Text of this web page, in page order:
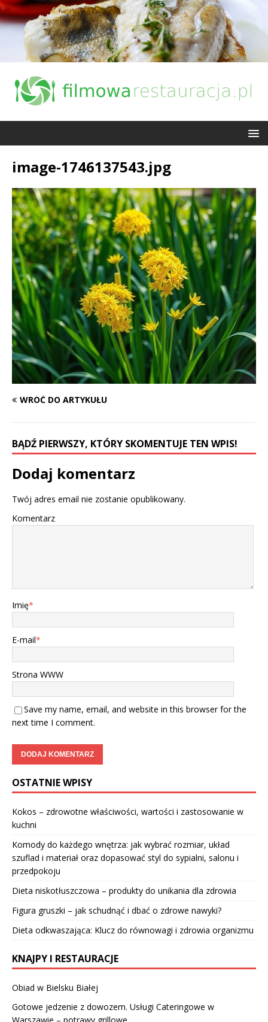
image-1746137543.jpg
WRÓĆ DO ARTYKUŁU
BĄDŹ PIERWSZY, KTÓRY SKOMENTUJE TEN WPIS!
Dodaj komentarz
Twój adres email nie zostanie opublikowany.
Komentarz
Imię*
E-mail*
Strona WWW
Save my name, email, and website in this browser for the
next time I comment.
OSTATNIE WPISY
Kokos – zdrowotne właściwości, wartości i zastosowanie w
kuchni
Komody do każdego wnętrza: jak wybrać rozmiar, układ
szuflad i materiał oraz dopasować styl do sypialni, salonu i
przedpokoju
Dieta niskotłuszczowa – produkty do unikania dla zdrowia
Figura gruszki – jak schudnąć i dbać o zdrowe nawyki?
Dieta odkwaszająca: Klucz do równowagi i zdrowia organizmu
KNAJPY I RESTAURACJE
Obiad w Bielsku Białej
Gotowe jedzenie z dowozem. Usługi Cateringowe w